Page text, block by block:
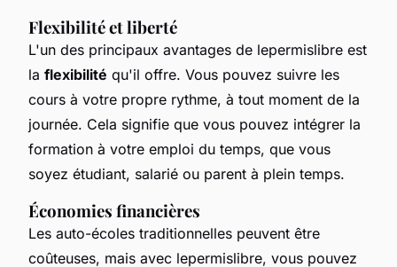
Flexibilité et liberté
L'un des principaux avantages de lepermislibre est
la flexibilité qu'il offre. Vous pouvez suivre les
cours à votre propre rythme, à tout moment de la
journée. Cela signifie que vous pouvez intégrer la
formation à votre emploi du temps, que vous
soyez étudiant, salarié ou parent à plein temps.
Économies financières
Les auto-écoles traditionnelles peuvent être
coûteuses, mais avec lepermislibre, vous pouvez